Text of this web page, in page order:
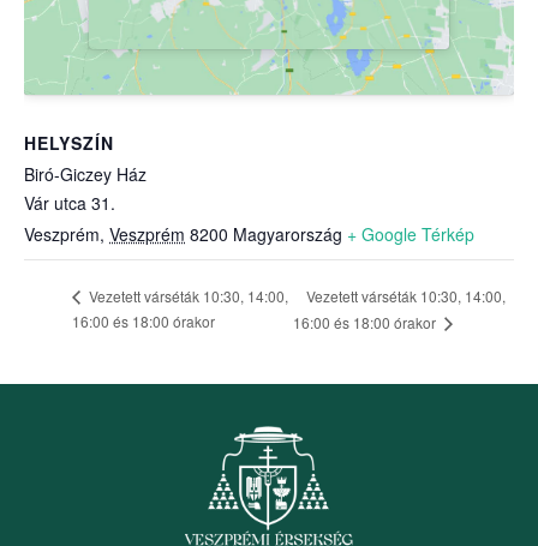
HELYSZÍN
Biró-Giczey Ház
Vár utca 31.
Veszprém, Veszprém 8200 Magyarország + Google Térkép
Vezetett várséták 10:30, 14:00,
16:00 és 18:00 órakor
Vezetett várséták 10:30, 14:00,
16:00 és 18:00 órakor